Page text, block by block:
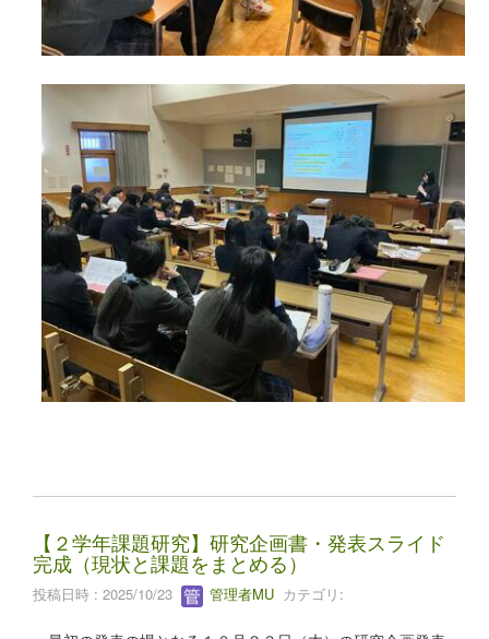
【２学年課題研究】研究企画書・発表スライド
完成（現状と課題をまとめる）
投稿日時 : 2025/10/23 管理者MU カテゴリ: